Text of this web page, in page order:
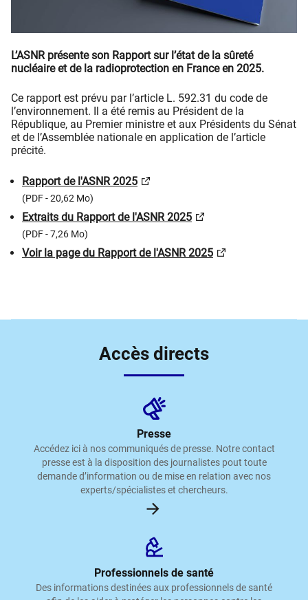
L’ASNR présente son Rapport sur l’état de la sûreté
nucléaire et de la radioprotection en France en 2025.
Ce rapport est prévu par l’article L. 592.31 du code de
l’environnement. Il a été remis au Président de la
République, au Premier ministre et aux Présidents du Sénat
et de l’Assemblée nationale en application de l’article
précité.
Rapport de l'ASNR 2025
(PDF - 20,62 Mo)
Extraits du Rapport de l'ASNR 2025
(PDF - 7,26 Mo)
Voir la page du Rapport de l'ASNR 2025
Accès directs
Presse
Accédez ici à nos communiqués de presse. Notre contact
presse est à la disposition des journalistes pout toute
demande d’information ou de mise en relation avec nos
experts/spécialistes et chercheurs.
Professionnels de santé
Des informations destinées aux professionnels de santé